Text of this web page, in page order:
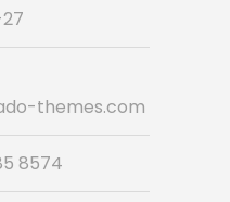
themes.com
8574